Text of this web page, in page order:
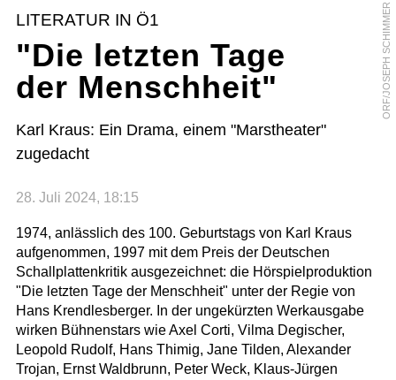
ORF/JOSEPH SCHIMMER
LITERATUR IN Ö1
"Die letzten Tage
der Menschheit"
Karl Kraus: Ein Drama, einem "Marstheater"
zugedacht
28. Juli 2024, 18:15
1974, anlässlich des 100. Geburtstags von Karl Kraus
aufgenommen, 1997 mit dem Preis der Deutschen
Schallplattenkritik ausgezeichnet: die Hörspielproduktion
"Die letzten Tage der Menschheit" unter der Regie von
Hans Krendlesberger. In der ungekürzten Werkausgabe
wirken Bühnenstars wie Axel Corti, Vilma Degischer,
Leopold Rudolf, Hans Thimig, Jane Tilden, Alexander
Trojan, Ernst Waldbrunn, Peter Weck, Klaus-Jürgen